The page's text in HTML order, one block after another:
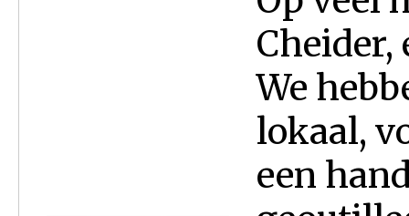
Cheider,
We
lokaal,
een